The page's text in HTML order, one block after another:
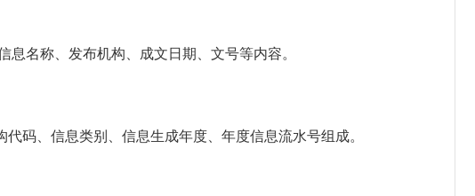
名称、发布机构、成文日期、文号等内容。
、信息类别、信息生成年度、年度信息流水号组成。